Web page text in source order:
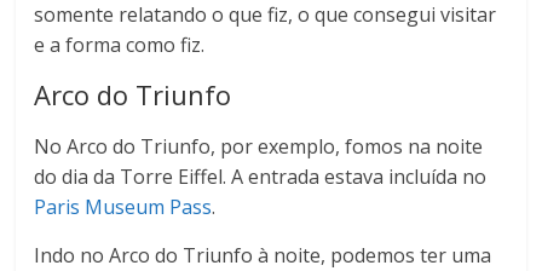
somente relatando o que fiz, o que consegui visitar
e a forma como fiz.
Arco do Triunfo
No Arco do Triunfo, por exemplo, fomos na noite
do dia da Torre Eiffel. A entrada estava incluída no
Paris Museum Pass.
Indo no Arco do Triunfo à noite, podemos ter uma